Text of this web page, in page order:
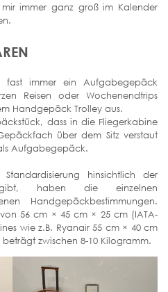
immer ganz groß im Kalender
fast immer ein Aufgabegepäck
Reisen oder Wochenendtrips
Handgepäck Trolley aus.
dass in die Fliegerkabine
über dem Sitz verstaut
Aufgabegepäck.
hinsichtlich der
gibt, haben die einzelnen
Handgepäckbestimmungen.
56 cm × 45 cm × 25 cm (IATA-
wie z.B. Ryanair 55 cm × 40 cm
zwischen 8-10 Kilogramm.